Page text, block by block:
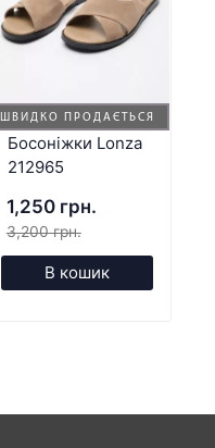
ШВИДКО ПРОДАЄТЬСЯ
Босоніжки Lonza
212965
1,250 грн.
3,200 грн.
В кошик